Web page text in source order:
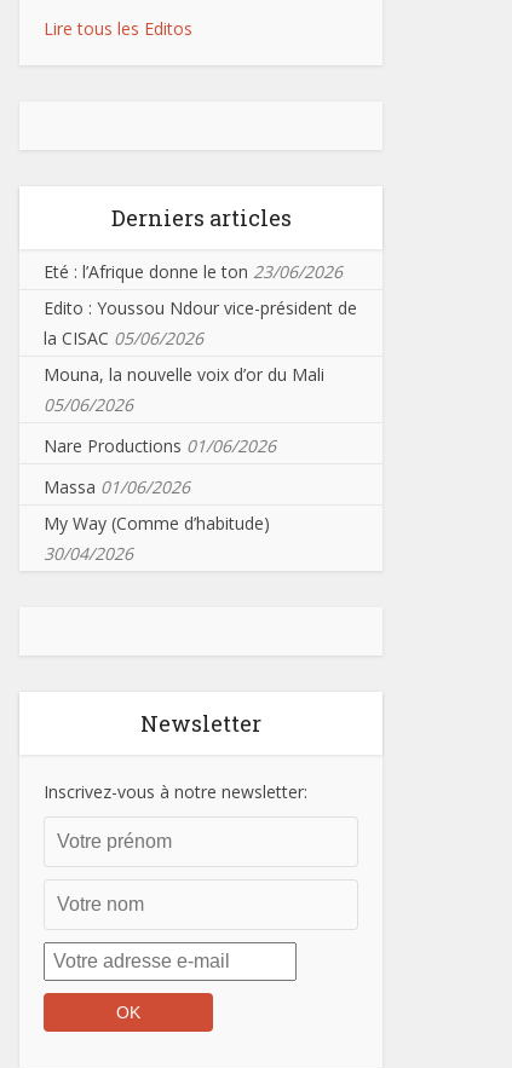
Lire tous les Editos
Derniers articles
Eté : l’Afrique donne le ton 23/06/2026
Edito : Youssou Ndour vice-président de
la CISAC 05/06/2026
Mouna, la nouvelle voix d’or du Mali
05/06/2026
Nare Productions 01/06/2026
Massa 01/06/2026
My Way (Comme d’habitude)
30/04/2026
Newsletter
Inscrivez-vous à notre newsletter: